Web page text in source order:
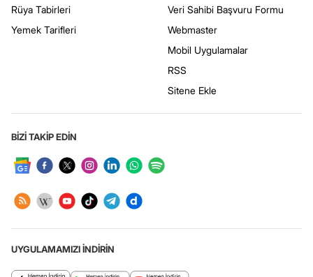
Rüya Tabirleri
Yemek Tarifleri
Veri Sahibi Başvuru Formu
Webmaster
Mobil Uygulamalar
RSS
Sitene Ekle
BİZİ TAKİP EDİN
UYGULAMAMIZI İNDİRİN